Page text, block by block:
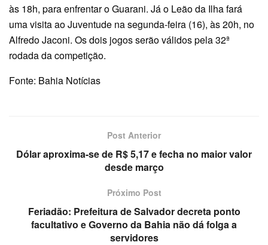
às 18h, para enfrentar o Guarani. Já o Leão da Ilha fará
uma visita ao Juventude na segunda-feira (16), às 20h, no
Alfredo Jaconi. Os dois jogos serão válidos pela 32ª
rodada da competição.
Fonte: Bahia Notícias
Post Anterior
Dólar aproxima-se de R$ 5,17 e fecha no maior valor
desde março
Próximo Post
Feriadão: Prefeitura de Salvador decreta ponto
facultativo e Governo da Bahia não dá folga a
servidores